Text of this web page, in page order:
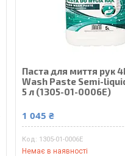
Паста для миття рук
Wash Paste Semi-
5 л (1305-01-0006E)
1 045 ₴
1305-01-0006E
Немає в наявності